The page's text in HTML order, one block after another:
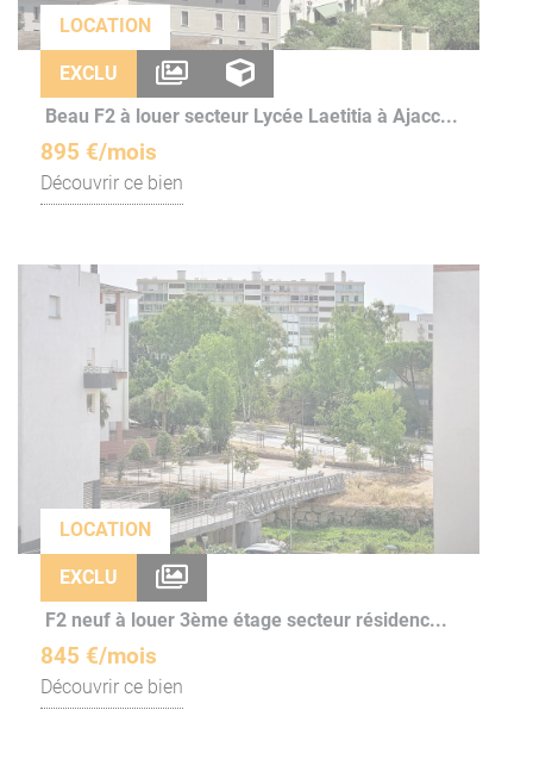
LOCATION
EXCLU
Beau F2 à louer secteur Lycée Laetitia à Ajacc...
895 €/mois
Découvrir ce bien
LOCATION
EXCLU
F2 neuf à louer 3ème étage secteur résidenc...
845 €/mois
Découvrir ce bien